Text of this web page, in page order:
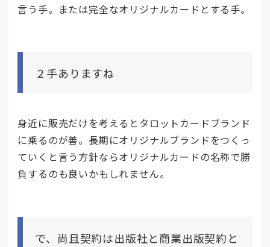
言う手。または完全なオリジナルカードとする手。
２手ありますね
身近に販売だけを考えるとタロットカードブランド
に乗るのが善。長期にオリジナルブランドをつくっ
ていくと言う方針ならオリジナルカードの名称で勝
負するのも良いかもしれません。
で、尚且契約は出版社と商業出版契約と